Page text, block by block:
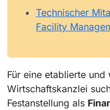
Technischer
Facility
Für eine etablierte
Wirtschaftskanzlei
Festanstellung als